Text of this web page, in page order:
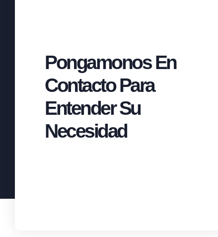
Pongamonos En
Contacto Para
Entender Su
Necesidad